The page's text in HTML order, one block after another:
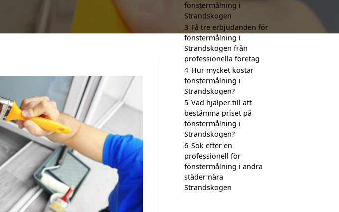
fönstermålning i
Strandskogen
3 Få tre erbjudanden för
fönstermålning i
Strandskogen från
professionella företag
4 Hur mycket kostar
fönstermålning i
Strandskogen?
5 Vad hjälper till att
bestämma priset på
fönstermålning i
Strandskogen?
6 Sök efter en
professionell för
fönstermålning i andra
städer nära
Strandskogen